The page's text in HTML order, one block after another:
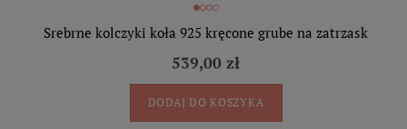
Srebrne kolczyki koła 925 kręcone grube na zatrzask
539,00 zł
DODAJ DO KOSZYKA